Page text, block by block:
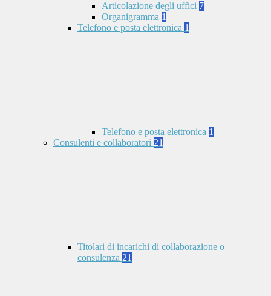
Articolazione degli uffici 7
Organigramma 1
Telefono e posta elettronica 1
Telefono e posta elettronica 1
Consulenti e collaboratori 21
Titolari di incarichi di collaborazione o
consulenza 21